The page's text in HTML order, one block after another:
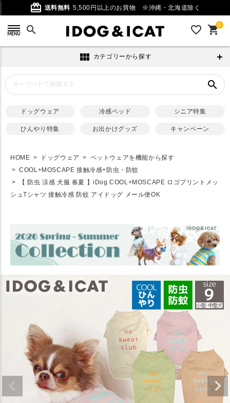
card_giftcard 送料無料 5,500円以上のお買物 ※沖縄・北海道除く
search favorite_outline 0
shopping_cart
view_module カテゴリーから探す
search
ドッグウェア 冷感ベッド シニア特集
ひんやり特集 お出かけグッズ キャンペーン
HOME ドッグウェア
ペットウェアを機能から探す
COOL+MOSCAPE 接触冷感+防虫・防蚊
【 防虫 涼感 犬服 春夏 】iDog COOL+MOSCAPE ロゴプリントメッ
シュTシャツ 接触冷感 防蚊 アイドッグ メール便OK